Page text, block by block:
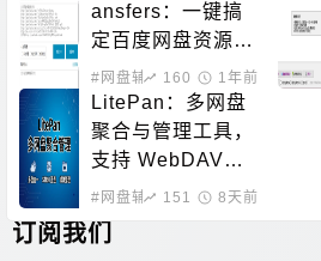
ansfers：一键搞
定百度网盘资源！
百度网盘批量转
存、分享和检测工
具
#网盘辅助 160 1年前
LitePan：多网盘
聚合与管理工具，
支持 WebDAV、
STRM、媒体整理
#网盘辅助 #数据处理
151 8天前
订阅我们